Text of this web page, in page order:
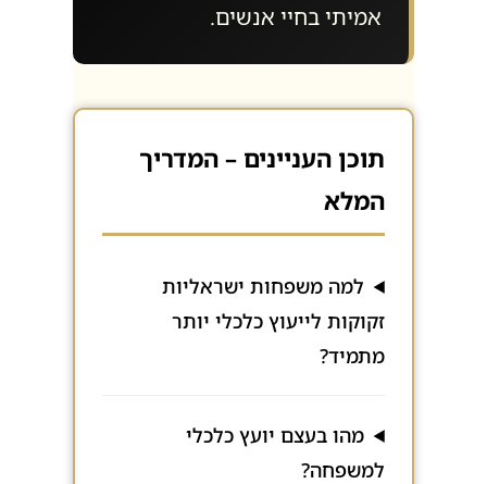
אמיתי בחיי אנשים.
תוכן העניינים – המדריך
המלא
למה משפחות ישראליות
זקוקות לייעוץ כלכלי יותר
מתמיד?
מהו בעצם יועץ כלכלי
למשפחה?